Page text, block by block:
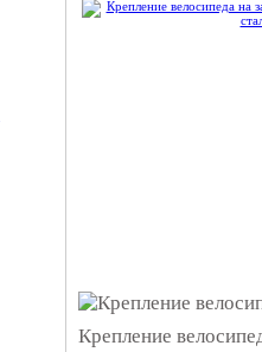
Крепление